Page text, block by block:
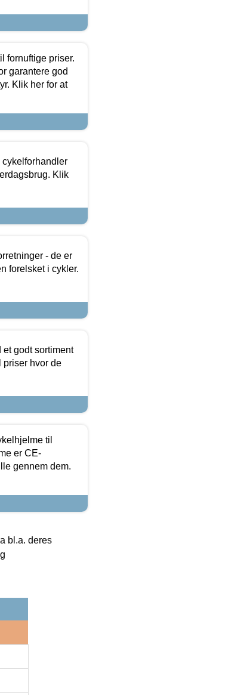
fornuftige priser.
garantere god
Klik her for at
Klik
- de er
forelsket i cykler.
godt sortiment
hvor de
til
er CE-
gennem dem.
bl.a. deres